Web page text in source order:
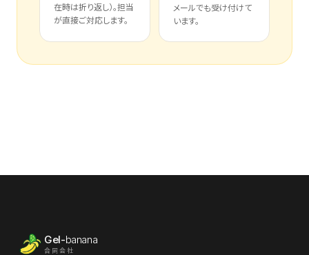
在時は折り返し）。担当
が直接ご対応します。
メールでも受け付けて
います。
Gel-banana
合同会社